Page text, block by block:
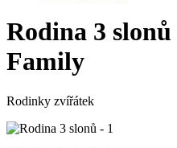
Rodina 3 slonů
Family
Rodinky zvířátek